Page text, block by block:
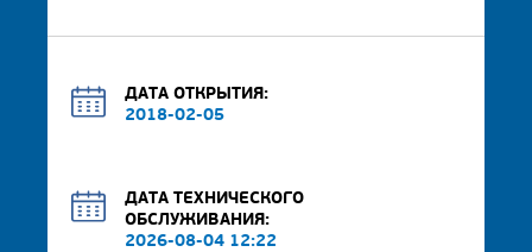
ДАТА ОТКРЫТИЯ:
2018-02-05
ДАТА ТЕХНИЧЕСКОГО
ОБСЛУЖИВАНИЯ:
2026-08-04 12:22